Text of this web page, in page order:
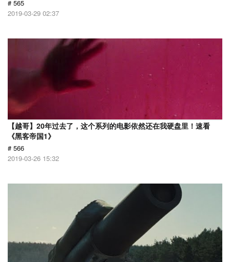
# 565
2019-03-29 02:37
【越哥】20年过去了，这个系列的电影依然还在我硬盘里！速看
《黑客帝国1》
# 566
2019-03-26 15:32